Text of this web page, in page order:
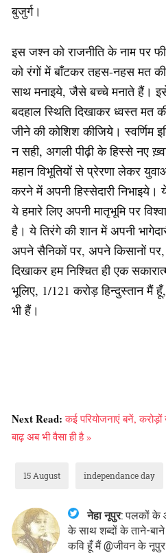
बुजुर्ग।
इस जश्न को राजनीति के नाम पर
को रंगों में बाँटकर तहस-नहस मत
साथ मनाइये, जैसे बच्चे मनाते हैं।
बदहाल स्थिति दिखाकर ध्वस्त मत
जीने की कोशिश कीजिये। स्वर्णिम
न सही, अगली पीढ़ी के हिस्से नए
महान विभूतियों से प्रेरणा लेकर
करने में अपनी हिस्सेदारी निभाइये।
ये हमारे लिए अपनी मातृभूमि पर
है। ये तिरंगे की शान में अपनी
अपने सैनिकों पर, अपने किसानों
दिखाकर हम निश्चित ही एक
भूलिए, 1/121 करोड़ हिन्दुस्तान मैं
भी हैं।
Next Read:कई परियोजनाएं बनें, करोड़ों
बाढ़ अब भी वैसा ही है »
15 August independance day
नेहा नूपुर:पलकों के
के साथ शब्दों के ताने-
कवि हूँ मैं @जीवन के